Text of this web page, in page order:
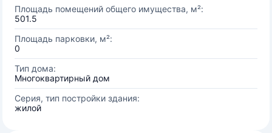
Площадь помещений общего имущества, м²:
501.5
Площадь парковки, м²:
0
Тип дома:
Многоквартирный дом
Серия, тип постройки здания:
жилой